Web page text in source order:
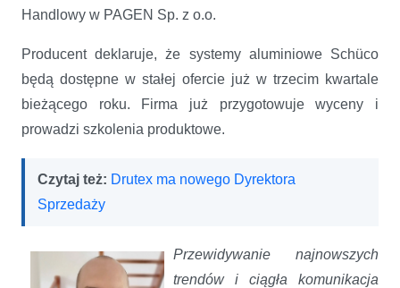
Handlowy w PAGEN Sp. z o.o.
Producent deklaruje, że systemy aluminiowe Schüco
będą dostępne w stałej ofercie już w trzecim kwartale
bieżącego roku. Firma już przygotowuje wyceny i
prowadzi szkolenia produktowe.
Czytaj też: Drutex ma nowego Dyrektora
Sprzedaży
Przewidywanie najnowszych
trendów i ciągła komunikacja